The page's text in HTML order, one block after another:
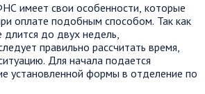
имеет свои особенности, которые
оплате подобным способом. Так как
длится до двух недель,
правильно рассчитать время,
Для начала подается
установленной формы в отделение по